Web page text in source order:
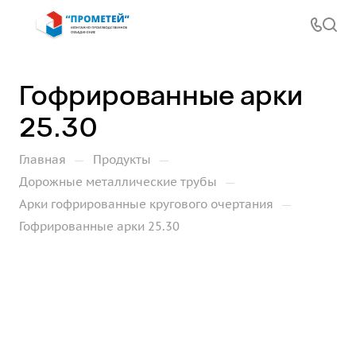
Гофрированные арки
25.30
Главная — Продукты —
Дорожные металлические трубы —
Арки гофрированные кругового очертания —
Гофрированные арки 25.30